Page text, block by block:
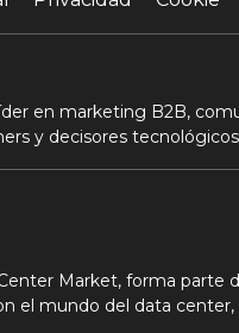
en marketing B2B,
y decisores
Market, forma parte
el mundo del data